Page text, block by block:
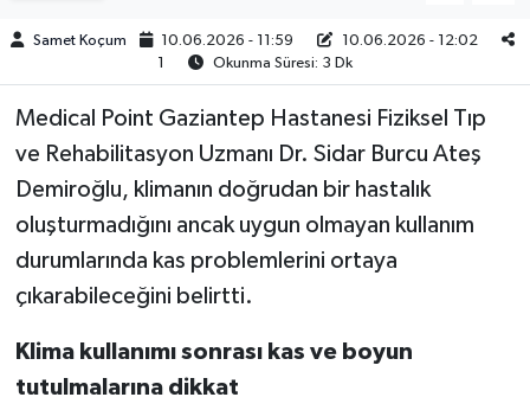
Samet Koçum 10.06.2026 - 11:59
10.06.2026 - 12:02
1
Okunma Süresi: 3 Dk
Medical Point Gaziantep Hastanesi Fiziksel Tıp
ve Rehabilitasyon Uzmanı Dr. Sidar Burcu Ateş
Demiroğlu, klimanın doğrudan bir hastalık
oluşturmadığını ancak uygun olmayan kullanım
durumlarında kas problemlerini ortaya
çıkarabileceğini belirtti.
Klima kullanımı sonrası kas ve boyun
tutulmalarına dikkat
Spor
Türkiye
Video Haber
Yeme-İçme
Yemek